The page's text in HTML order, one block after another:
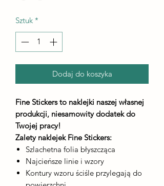
Sztuk *
Dodaj do koszyka
Fine Stickers to naklejki naszej własnej
produkcji, niesamowity dodatek do
Twojej pracy!
Zalety naklejek Fine Stickers:
Szlachetna folia błyszcząca
Najcieńsze linie i wzory
Kontury wzoru ściśle przylegają do